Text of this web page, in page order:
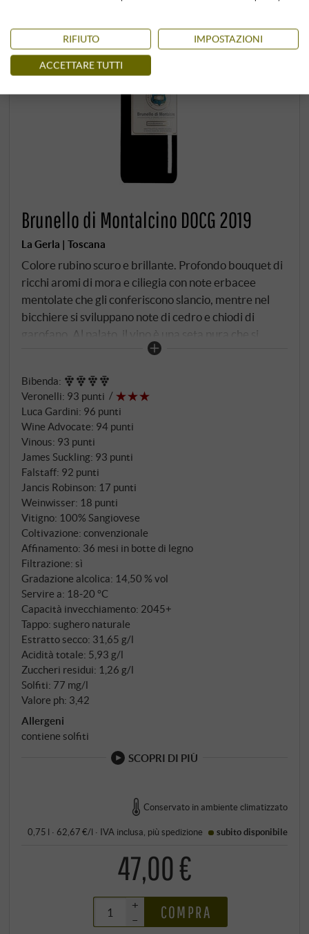
Brunello di Montalcino DOCG 2019
La Gerla | Toscana
Colore rubino scuro e brillante. Profondo bouquet di
ricchi aromi di mora e ciliegia con note erbacee
mentolate che gli conferiscono slancio, mentre nel
bicchiere si sviluppano note di cedro e chiodi di
garofano. Al palato, il vino è una seta pura che si
stende lentamente sul palato, con una densità e un
mineralità brillanti. Questo vino ancora molto
giovane è pieno di potenziale, con un nucleo di frutta
scura primaria che offre già un buon assaggio del
fascino degli anni successivi. Una struttura tannica
finemente intrecciata sul lungo finale. Ottimo
potenziale di invecchiamento. SUPERIORE.DE
Bibenda:
Veronelli: 93 punti
Luca Gardini: 96 punti
Wine Advocate: 94 punti
Vinous: 93 punti
James Suckling: 93 punti
Falstaff: 92 punti
Jancis Robinson: 17 punti
Weinwisser: 18 punti
Vitigno: 100% Sangiovese
Coltivazione: convenzionale
Affinamento: 36 mesi in botte di legno
Filtrazione: sì
Gradazione alcolica: 14,50 % vol
Servire a: 18‑20 °C
Capacità invecchiamento: 2045+
Tappo: sughero naturale
Estratto secco: 31,65 g/l
Acidità totale: 5,93 g/l
Zuccheri residui: 1,26 g/l
Solfiti: 77 mg/l
Valore ph: 3,42
Allergeni
contiene solfiti
SCOPRI DI PIÙ
Conservato in ambiente climatizzato
0,75 l · 62,67 €/l · IVA inclusa, piùspedizione subito disponibile
47,00 €
+
–
COMPRA
RIFIUTO IMPOSTAZIONI
ACCETTARE TUTTI